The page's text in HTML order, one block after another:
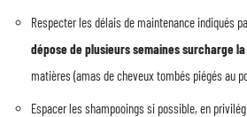
Respecter les délais de maintenance indiqués
dépose de plusieurs semaines surcharge
matières (amas de cheveux tombés piégés au
Espacer les shampooings si possible, en